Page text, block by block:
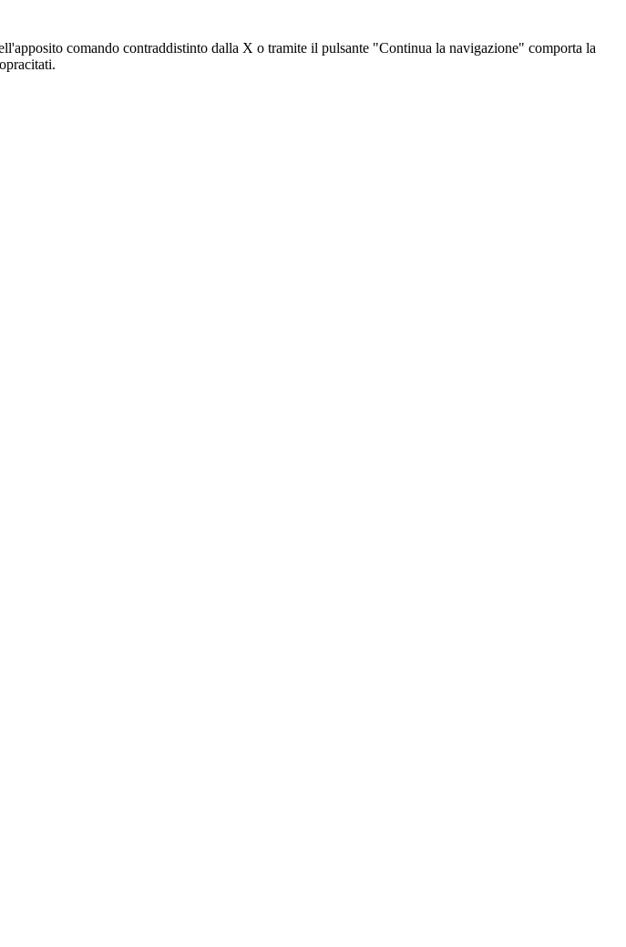
comando contraddistinto dalla X o tramite il pulsante "Continua la navigazione" comporta la